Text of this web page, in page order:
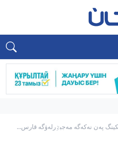
پەن نەكەگە مەجبٷرلەۋگە قارس...